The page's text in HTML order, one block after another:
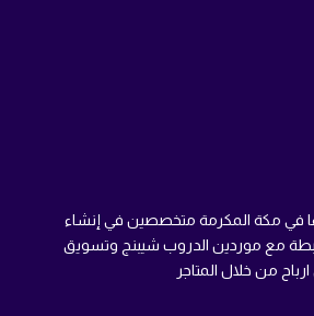
مكة المكرمة متخصصين في إنشاء
مع موردين الدروب شيبنج وتسويق
من خلال المتاجر